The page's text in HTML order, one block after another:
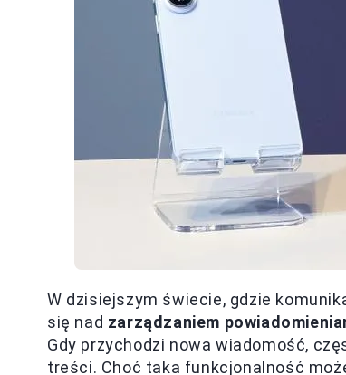
W dzisiejszym świecie, gdzie
się nad zarządzaniem
Gdy przychodzi nowa wiadomość,
treści. Choć taka funkcjonalność